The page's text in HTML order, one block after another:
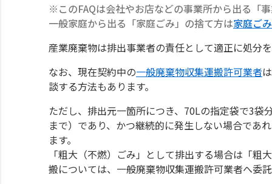
※このFAQは会社やお店などの事業所から出る「
一般家庭から出る「家庭ごみ」の捨て方は家庭ご
産業廃棄物は排出事業者の責任として適正に処分
なお、現在契約中の一般廃棄物収集運搬許可業者
談する方法もあります。
ただし、排出元一箇所につき、70Lの指定袋で3
まで）であり、かつ継続的に発生しない場合であ
ます。
「粗大（不燃）ごみ」として排出する場合は「
搬については、一般廃棄物収集運搬許可業者へ委